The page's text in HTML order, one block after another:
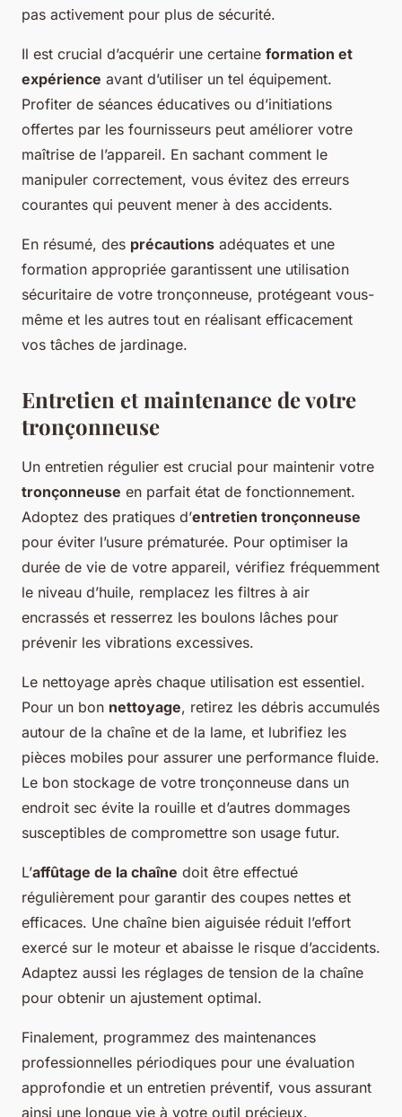
pas activement pour plus de sécurité.
Il est crucial d’acquérir une certaine formation et
expérience avant d’utiliser un tel équipement.
Profiter de séances éducatives ou d’initiations
offertes par les fournisseurs peut améliorer votre
maîtrise de l’appareil. En sachant comment le
manipuler correctement, vous évitez des erreurs
courantes qui peuvent mener à des accidents.
En résumé, des précautions adéquates et une
formation appropriée garantissent une utilisation
sécuritaire de votre tronçonneuse, protégeant vous-
même et les autres tout en réalisant efficacement
vos tâches de jardinage.
Entretien et maintenance de votre
tronçonneuse
Un entretien régulier est crucial pour maintenir votre
tronçonneuse en parfait état de fonctionnement.
Adoptez des pratiques d’entretien tronçonneuse
pour éviter l’usure prématurée. Pour optimiser la
durée de vie de votre appareil, vérifiez fréquemment
le niveau d’huile, remplacez les filtres à air
encrassés et resserrez les boulons lâches pour
prévenir les vibrations excessives.
Le nettoyage après chaque utilisation est essentiel.
Pour un bon nettoyage, retirez les débris accumulés
autour de la chaîne et de la lame, et lubrifiez les
pièces mobiles pour assurer une performance fluide.
Le bon stockage de votre tronçonneuse dans un
endroit sec évite la rouille et d’autres dommages
susceptibles de compromettre son usage futur.
L’affûtage de la chaîne doit être effectué
régulièrement pour garantir des coupes nettes et
efficaces. Une chaîne bien aiguisée réduit l’effort
exercé sur le moteur et abaisse le risque d’accidents.
Adaptez aussi les réglages de tension de la chaîne
pour obtenir un ajustement optimal.
Finalement, programmez des maintenances
professionnelles périodiques pour une évaluation
approfondie et un entretien préventif, vous assurant
ainsi une longue vie à votre outil précieux.